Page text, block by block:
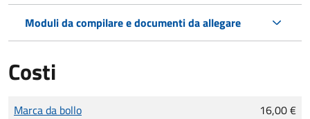
Moduli da compilare e documenti da allegare
Costi
Tipo di pagamento
Importo
Marca da bollo 16,00 €